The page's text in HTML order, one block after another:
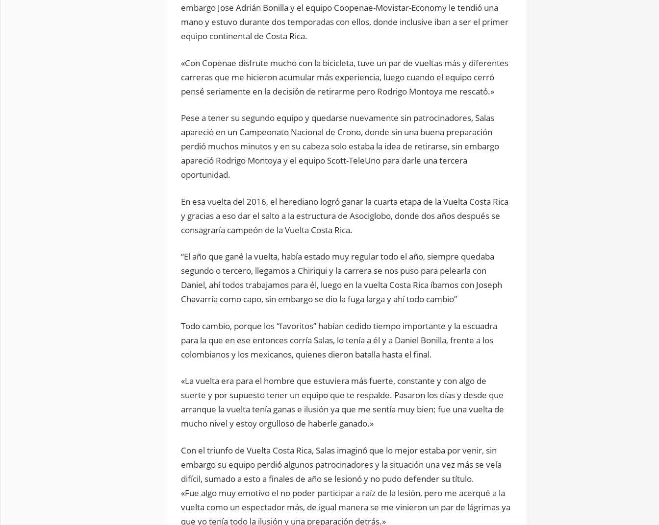
embargo Jose Adrián Bonilla y el equipo Coopenae-Movistar-Economy le tendió una
mano y estuvo durante dos temporadas con ellos, donde inclusive iban a ser el primer
equipo continental de Costa Rica.
«Con Copenae disfrute mucho con la bicicleta, tuve un par de vueltas más y diferentes
carreras que me hicieron acumular más experiencia, luego cuando el equipo cerró
pensé seriamente en la decisión de retirarme pero Rodrigo Montoya me rescató.»
Pese a tener su segundo equipo y quedarse nuevamente sin patrocinadores, Salas
apareció en un Campeonato Nacional de Crono, donde sin una buena preparación
perdió muchos minutos y en su cabeza solo estaba la idea de retirarse, sin embargo
apareció Rodrigo Montoya y el equipo Scott-TeleUno para darle una tercera
oportunidad.
En esa vuelta del 2016, el herediano logró ganar la cuarta etapa de la Vuelta Costa Rica
y gracias a eso dar el salto a la estructura de Asociglobo, donde dos años después se
consagraría campeón de la Vuelta Costa Rica.
“El año que gané la vuelta, había estado muy regular todo el año, siempre quedaba
segundo o tercero, llegamos a Chiriqui y la carrera se nos puso para pelearla con
Daniel, ahí todos trabajamos para él, luego en la vuelta Costa Rica íbamos con Joseph
Chavarría como capo, sin embargo se dio la fuga larga y ahí todo cambio”
Todo cambio, porque los “favoritos” habían cedido tiempo importante y la escuadra
para la que en ese entonces corría Salas, lo tenía a él y a Daniel Bonilla, frente a los
colombianos y los mexicanos, quienes dieron batalla hasta el final.
«La vuelta era para el hombre que estuviera más fuerte, constante y con algo de
suerte y por supuesto tener un equipo que te respalde. Pasaron los días y desde que
arranque la vuelta tenía ganas e ilusión ya que me sentía muy bien; fue una vuelta de
mucho nivel y estoy orgulloso de haberle ganado.»
Con el triunfo de Vuelta Costa Rica, Salas imaginó que lo mejor estaba por venir, sin
embargo su equipo perdió algunos patrocinadores y la situación una vez más se veía
difícil, sumado a esto a finales de año se lesionó y no pudo defender su título.
«Fue algo muy emotivo el no poder participar a raíz de la lesión, pero me acerqué a la
vuelta como un espectador más, de igual manera se me vinieron un par de lágrimas ya
que yo tenía todo la ilusión y una preparación detrás.»